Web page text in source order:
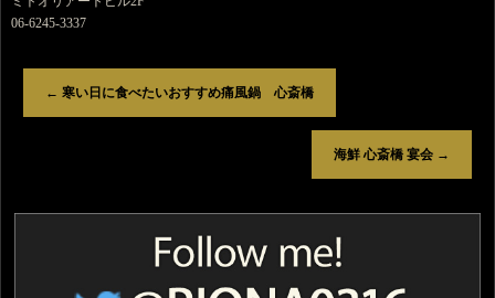
06-6245-3337
← 寒い日に食べたいおすすめ痛風鍋 心斎橋
海鮮 心斎橋 宴会 →